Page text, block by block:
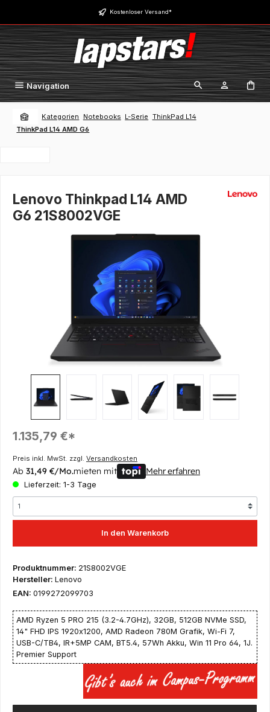
Zum Hauptinhalt springen Kostenloser Versand*
Navigation
Kategorien Notebooks L-Serie ThinkPad L14
ThinkPad L14 AMD G6
Lenovo Thinkpad L14 AMD
G6 21S8002VGE
Bildergalerie überspringen
Regulärer Preis:
1.135,79 €*
Preis inkl. MwSt. zzgl. Versandkosten
Ab 31,49 €/Mo.mieten mit Mehr erfahren
Lieferzeit: 1-3 Tage
In den Warenkorb
Produktnummer: 21S8002VGE
Hersteller: Lenovo
EAN: 0199272099703
AMD Ryzen 5 PRO 215 (3.2-4.7GHz), 32GB, 512GB NVMe SSD,
14" FHD IPS 1920x1200, AMD Radeon 780M Grafik, Wi-Fi 7,
USB-C/TB4, IR+5MP CAM, BT5.4, 57Wh Akku, Win 11 Pro 64, 1J.
Premier Support